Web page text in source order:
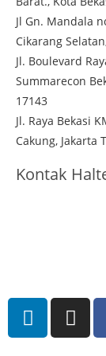
Jl Gn. Mandala
Cikarang
Jl. Boulevard
Summarecon
17143
Jl. Raya Bekasi
Cakung, Jakarta
Kontak